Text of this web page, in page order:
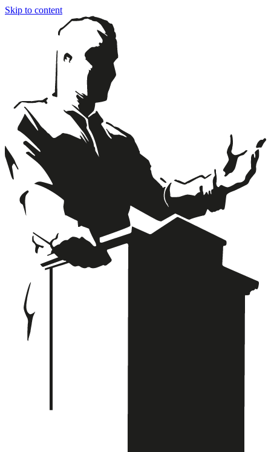
Skip to content